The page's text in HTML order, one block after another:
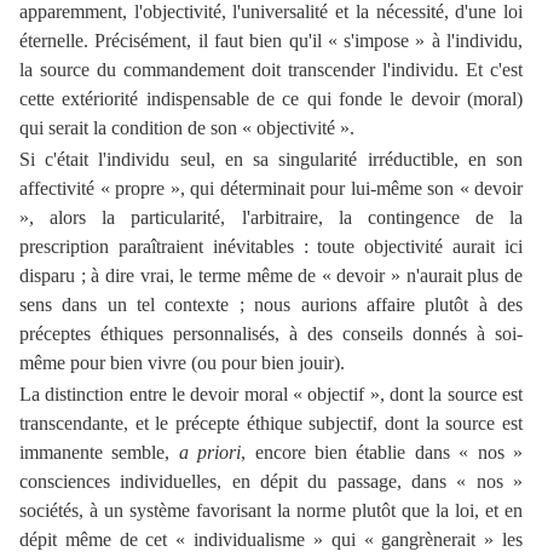
apparemment, l'objectivité, l'universalité et la nécessité, d'une loi
éternelle. Précisément, il faut bien qu'il « s'impose » à l'individu,
la source du commandement doit transcender l'individu. Et c'est
cette extériorité indispensable de ce qui fonde le devoir (moral)
qui serait la condition de son « objectivité ».
Si c'était l'individu seul, en sa singularité irréductible, en son
affectivité « propre », qui déterminait pour lui-même son « devoir
», alors la particularité, l'arbitraire, la contingence de la
prescription paraîtraient inévitables : toute objectivité aurait ici
disparu ; à dire vrai, le terme même de « devoir » n'aurait plus de
sens dans un tel contexte ; nous aurions affaire plutôt à des
préceptes éthiques personnalisés, à des conseils donnés à soi-
même pour bien vivre (ou pour bien jouir).
La distinction entre le devoir moral « objectif », dont la source est
transcendante, et le précepte éthique subjectif, dont la source est
immanente semble, a priori, encore bien établie dans « nos »
consciences individuelles, en dépit du passage, dans « nos »
sociétés, à un système favorisant la norme plutôt que la loi, et en
dépit même de cet « individualisme » qui « gangrènerait » les